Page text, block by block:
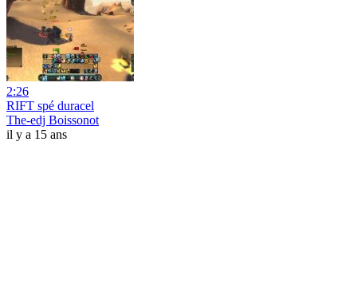
2:26
RIFT spé duracel
The-edj Boissonot
il y a 15 ans